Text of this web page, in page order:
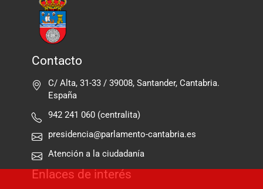
Contacto
C/ Alta, 31-33 / 39008, Santander, Cantabria.
España
942 241 060 (centralita)
presidencia@parlamento-cantabria.es
Atención a la ciudadanía
Enlaces de interés